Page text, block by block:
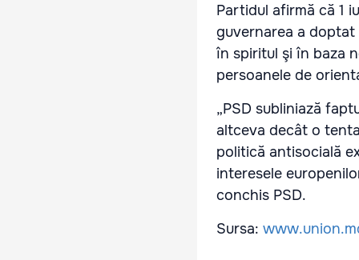
Partidul afirmă că 1
guvernarea a doptat
în spiritul şi în baza
persoanele de
„PSD subliniază
altceva decât o
politică antisocială
interesele
conchis PSD.
Sursa: